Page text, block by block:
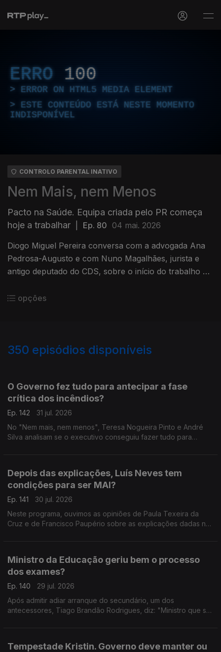
ERRO 100
ERROR ON HTML5 MEDIA ELEMENT
ESTE CONTEÚDO ESTÁ NESTE MOMENTO
INDISPONÍVEL
CONTROLO PARENTAL INATIVO
Nem Mais, nem Menos
Pacto na Saúde. Equipa criada pelo PR começa
hoje a trabalhar
Ep. 80 04 mai. 2026
Diogo Miguel Pereira conversa com a advogada Ana
Pedrosa-Augusto e com Nuno Magalhães, jurista e
antigo deputado do CDS, sobre o início do trabalho da
Saúde.
opções
350 episódios disponíveis
O Governo fez tudo para antecipar a fase
crítica dos incêndios?
Ep. 142
31 jul. 2026
No "Nem mais, nem menos", Teresa Nogueira Pinto e André
Silva analisam se o executivo conseguiu fazer tudo para
Depois das explicações, Luís Neves tem
condições para ser MAI?
Ep. 141
30 jul. 2026
Neste programa, ouvimos as opiniões de Paula Texeira da
Cruz e de Francisco Paupério sobre as explicações dadas na
Ministro da Educação geriu bem o processo
dos exames?
Ep. 140
29 jul. 2026
Após admitir adiar arranque do secundário, um dos
antecessores, Tiago Brandão Rodrigues, diz: "Ministro que se
Tempestade Kristin. Governo deve manter ou